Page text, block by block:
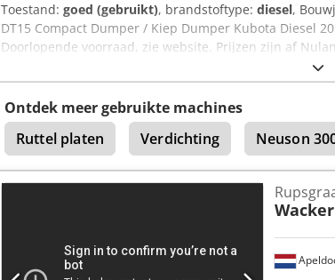
Toestand: goed (gebruikt), brandstoftype: diesel,
DT15 Compact Dumper / Kiep Dumper Kubota Diesel
Doorlopende voorraad, zie website. Prijzen zijn af
voorraad van machines, truck, trailers en
AS-IS condities zonder garanties. (zie onze algemene
kunt u vrijblijvend een afspraak maken. Bel even
Trading B.V. Bedrijfsstraat 3 Codpfx Agezqf A Aeterf
Ontdek meer gebruikte machines
Ruttel platen
Verdichting Neuson